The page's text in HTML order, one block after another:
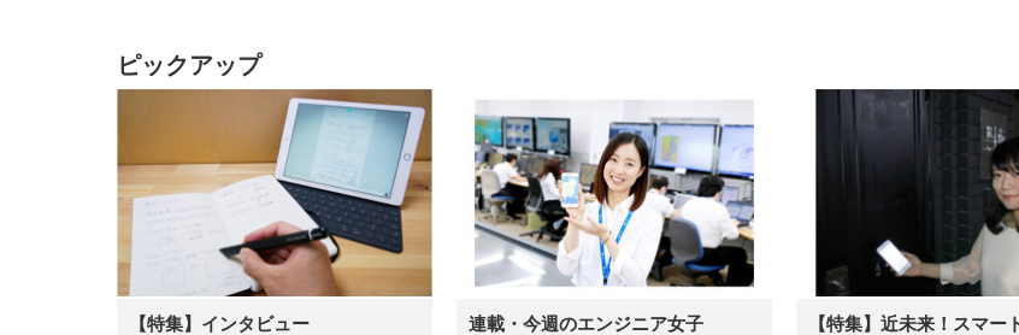
ピックアップ
【特集】インタビュー 連載・今週のエンジニア女子
【特集】近未来！スマー